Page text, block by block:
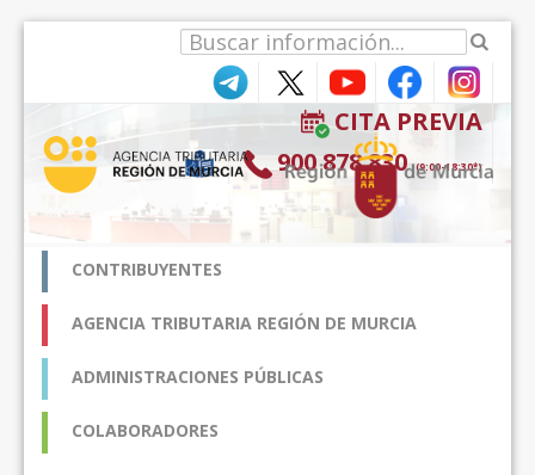
CITA PREVIA
900 878 830 (9:00-18:30*)
CONTRIBUYENTES
AGENCIA TRIBUTARIA REGIÓN DE MURCIA
ADMINISTRACIONES PÚBLICAS
COLABORADORES